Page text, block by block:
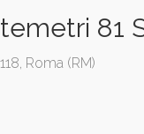
81
Roma (RM)